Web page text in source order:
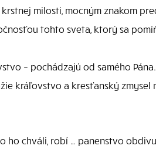
milosti, mocným znakom
tohto sveta, ktorý sa
– pochádzajú od samého
kráľovstvo a kresťanský
ho chváli, robí … panenstvo